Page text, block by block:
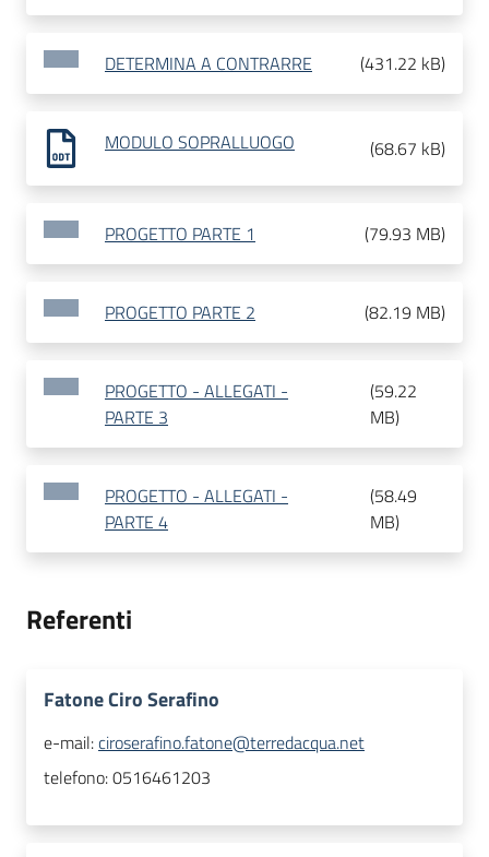
DETERMINA A CONTRARRE (431.22 kB)
MODULO SOPRALLUOGO (68.67 kB)
PROGETTO PARTE 1 (79.93 MB)
PROGETTO PARTE 2 (82.19 MB)
PROGETTO - ALLEGATI -
PARTE 3
(59.22
MB)
PROGETTO - ALLEGATI -
PARTE 4
(58.49
MB)
Referenti
Fatone Ciro Serafino
e-mail:ciroserafino.fatone@terredacqua.net
telefono:0516461203